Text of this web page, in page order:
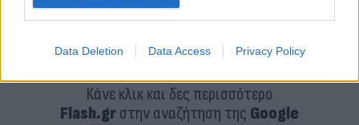
Data Deletion Data Access Privacy Policy
Κάνε κλικ και δες περισσότερο
Flash.grστην αναζήτηση της Google